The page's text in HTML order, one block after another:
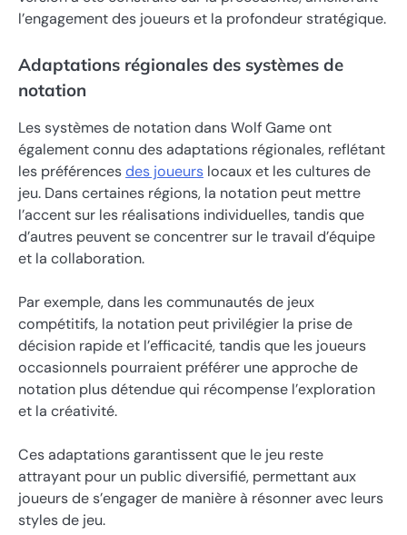
l’engagement des joueurs et la profondeur stratégique.
Adaptations régionales des systèmes de
notation
Les systèmes de notation dans Wolf Game ont
également connu des adaptations régionales, reflétant
les préférencesdes joueurs locaux et les cultures de
jeu. Dans certaines régions, la notation peut mettre
l’accent sur les réalisations individuelles, tandis que
d’autres peuvent se concentrer sur le travail d’équipe
et la collaboration.
Par exemple, dans les communautés de jeux
compétitifs, la notation peut privilégier la prise de
décision rapide et l’efficacité, tandis que les joueurs
occasionnels pourraient préférer une approche de
notation plus détendue qui récompense l’exploration
et la créativité.
Ces adaptations garantissent que le jeu reste
attrayant pour un public diversifié, permettant aux
joueurs de s’engager de manière à résonner avec leurs
styles de jeu.